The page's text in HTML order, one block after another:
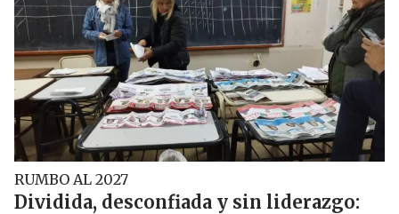
RUMBO AL 2027
Dividida, desconfiada y sin liderazgo: